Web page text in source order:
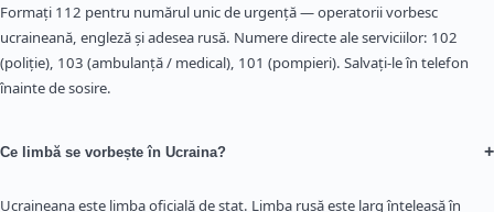
Formați 112 pentru numărul unic de urgență — operatorii vorbesc
ucraineană, engleză și adesea rusă. Numere directe ale serviciilor: 102
(poliție), 103 (ambulanță / medical), 101 (pompieri). Salvați-le în telefon
înainte de sosire.
Ce limbă se vorbește în Ucraina? +
Ucraineana este limba oficială de stat. Limba rusă este larg înțeleasă în